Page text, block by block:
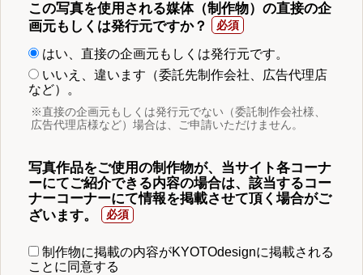
この写真を使用される媒体（制作物）の直接の企
画元もしくは発行元ですか？
はい、直接の企画元もしくは発行元です。
いいえ、違います（委託先制作会社、広告代理店
など）。
※直接の企画元もしくは発行元でない（委託制作会社様、
広告代理店様など）場合は、ご申請いただけません。
写真作品をご使用の制作物が、当サイト各コーナ
ーにてご紹介できる内容の場合は、該当するコー
ナーコーナーにて情報を掲載させて頂く場合がご
ざいます。
制作物に掲載の内容がKYOTOdesignに掲載される
ことに同意する